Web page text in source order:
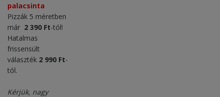
palacsinta
Pizzák 5 méretben
már 2 390 Ft-tól!
Hatalmas
frissensült
választék 2 990 Ft-
tól.
Kérjük, nagy